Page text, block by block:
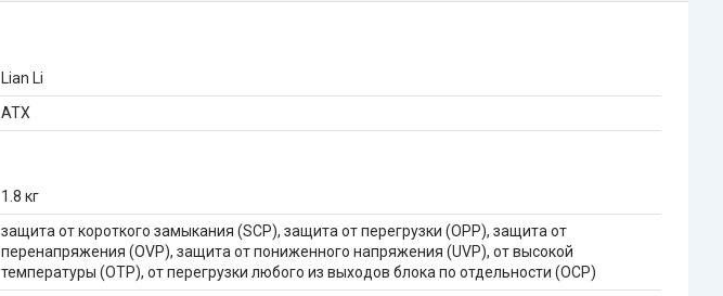
Lian Li
ATX
1.8 кг
защита от короткого замыкания (SCP), защита от перегрузки (OPP), защита от
перенапряжения (OVP), защита от пониженного напряжения (UVP), от высокой
температуры (OTP), от перегрузки любого из выходов блока по отдельности (OCP)